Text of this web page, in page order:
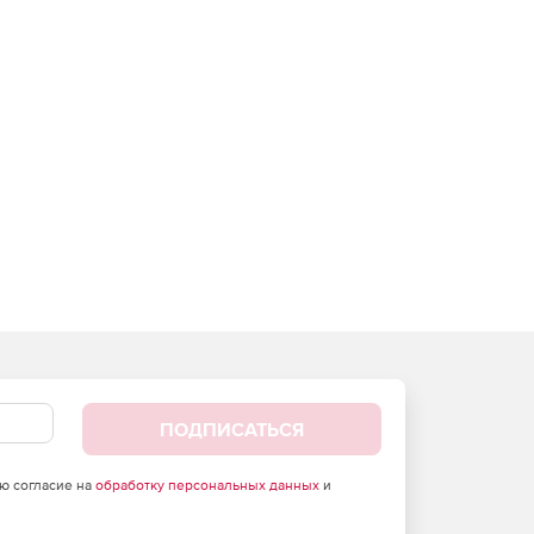
ПОДПИСАТЬСЯ
согласие на обработку персональных данныхи